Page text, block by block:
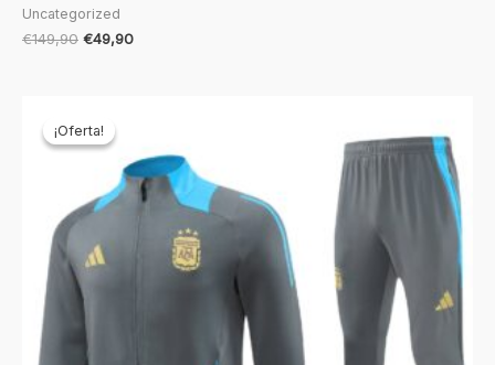
Uncategorized
€149,90 €49,90
¡Oferta!
¡Oferta!precio
original
€149,90.
es:
€49,90.